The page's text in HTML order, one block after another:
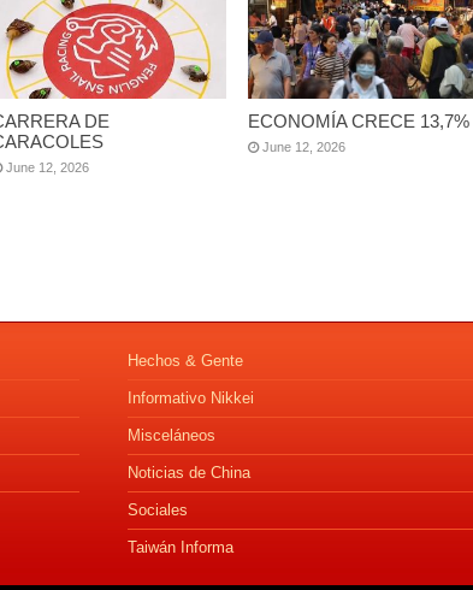
DE
June 12, 2026
ECONOMÍA CRECE 13,7%
June 12, 2026
Hechos & Gente
Informativo Nikkei
Misceláneos
Noticias de China
Sociales
Taiwán Informa